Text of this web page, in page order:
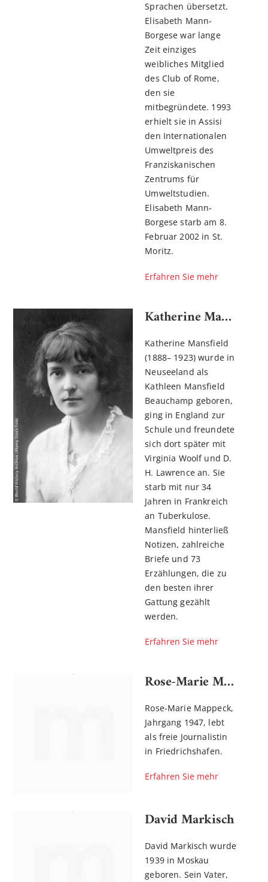
Sprachen übersetzt.
Elisabeth Mann-
Borgese war lange
Zeit einziges
weibliches Mitglied
des Club of Rome,
den sie
mitbegründete. 1993
erhielt sie in Assisi
den Internationalen
Umweltpreis des
Franziskanischen
Zentrums für
Umweltstudien.
Elisabeth Mann-
Borgese starb am 8.
Februar 2002 in St.
Moritz.
Erfahren Sie mehr
Katherine Mansfield
Katherine Mansfield
(1888– 1923) wurde in
Neuseeland als
Kathleen Mansfield
Beauchamp geboren,
ging in England zur
Schule und freundete
sich dort später mit
Virginia Woolf und D.
H. Lawrence an. Sie
starb mit nur 34
Jahren in Frankreich
an Tuberkulose.
Mansfield hinterließ
Notizen, zahlreiche
Briefe und 73
Erzählungen, die zu
den besten ihrer
Gattung gezählt
werden.
Erfahren Sie mehr
Rose-Marie Mappeck
Rose-Marie Mappeck,
Jahrgang 1947, lebt
als freie Journalistin
in Friedrichshafen.
Erfahren Sie mehr
David Markisch
David Markisch wurde
1939 in Moskau
geboren. Sein Vater,